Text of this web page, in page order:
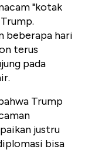
"kotak
beberapa hari
terus
pada
Trump
justru
bisa